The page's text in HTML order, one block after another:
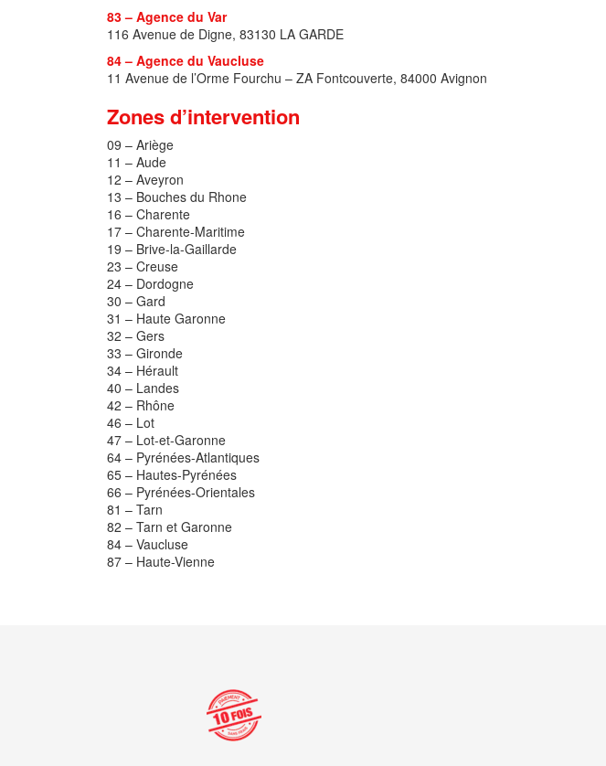
83 – Agence du Var
116 Avenue de Digne, 83130 LA GARDE
84 – Agence du Vaucluse
11 Avenue de l’Orme Fourchu – ZA Fontcouverte, 84000 Avignon
Zones d’intervention
09 – Ariège
11 – Aude
12 – Aveyron
13 – Bouches du Rhone
16 – Charente
17 – Charente-Maritime
19 – Brive-la-Gaillarde
23 – Creuse
24 – Dordogne
30 – Gard
31 – Haute Garonne
32 – Gers
33 – Gironde
34 – Hérault
40 – Landes
42 – Rhône
46 – Lot
47 – Lot-et-Garonne
64 – Pyrénées-Atlantiques
65 – Hautes-Pyrénées
66 – Pyrénées-Orientales
81 – Tarn
82 – Tarn et Garonne
84 – Vaucluse
87 – Haute-Vienne